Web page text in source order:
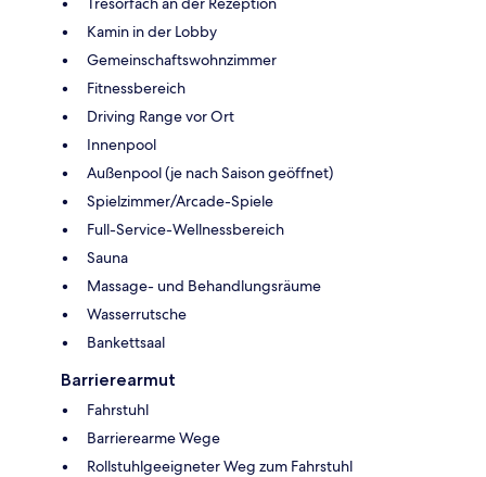
Kamin in der Lobby
Gemeinschaftswohnzimmer
Fitnessbereich
Driving Range vor Ort
Innenpool
Außenpool (je nach Saison geöffnet)
Spielzimmer/Arcade-Spiele
Full-Service-Wellnessbereich
Sauna
Massage- und Behandlungsräume
Wasserrutsche
Bankettsaal
Barrierearmut
Fahrstuhl
Barrierearme Wege
Rollstuhlgeeigneter Weg zum Fahrstuhl